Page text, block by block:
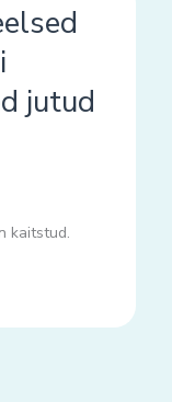
jutud
kaitstud.